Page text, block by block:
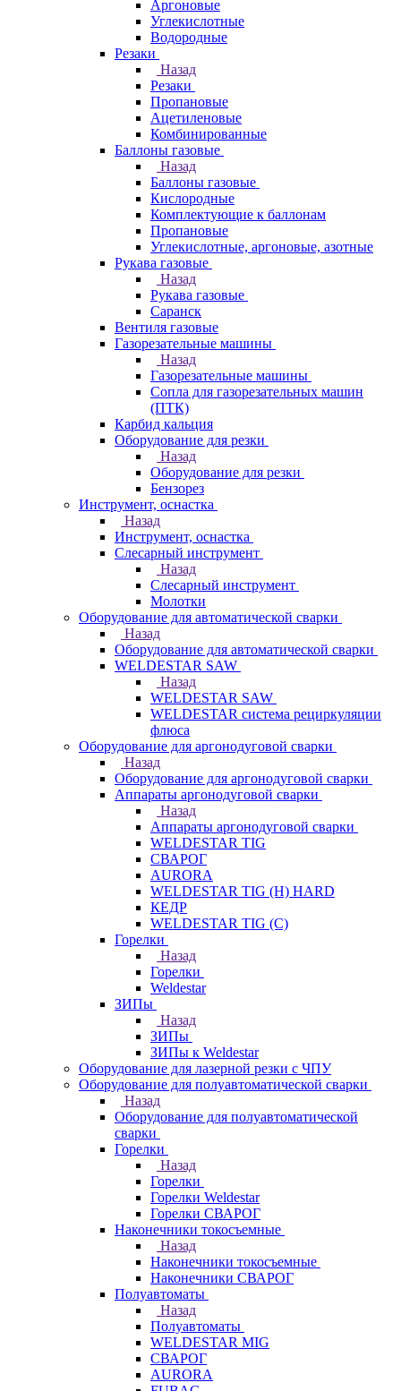
Аргоновые
Углекислотные
Водородные
Резаки
Назад
Резаки
Пропановые
Ацетиленовые
Комбинированные
Баллоны газовые
Назад
Баллоны газовые
Кислородные
Комплектующие к баллонам
Пропановые
Углекислотные, аргоновые, азотные
Рукава газовые
Назад
Рукава газовые
Саранск
Вентиля газовые
Газорезательные машины
Назад
Газорезательные машины
Сопла для газорезательных машин
(ПТК)
Карбид кальция
Оборудование для резки
Назад
Оборудование для резки
Бензорез
Инструмент, оснастка
Назад
Инструмент, оснастка
Слесарный инструмент
Назад
Слесарный инструмент
Молотки
Оборудование для автоматической сварки
Назад
Оборудование для автоматической сварки
WELDESTAR SAW
Назад
WELDESTAR SAW
WELDESTAR система рециркуляции
флюса
Оборудование для аргонодуговой сварки
Назад
Оборудование для аргонодуговой сварки
Аппараты аргонодуговой сварки
Назад
Аппараты аргонодуговой сварки
WELDESTAR TIG
СВАРОГ
AURORA
WELDESTAR TIG (H) HARD
КЕДР
WELDESTAR TIG (С)
Горелки
Назад
Горелки
Weldestar
ЗИПы
Назад
ЗИПы
ЗИПы к Weldestar
Оборудование для лазерной резки с ЧПУ
Оборудование для полуавтоматической сварки
Назад
Оборудование для полуавтоматической
сварки
Горелки
Назад
Горелки
Горелки Weldestar
Горелки СВАРОГ
Наконечники токосъемные
Назад
Наконечники токосъемные
Наконечники СВАРОГ
Полуавтоматы
Назад
Полуавтоматы
WELDESTAR MIG
СВАРОГ
AURORA